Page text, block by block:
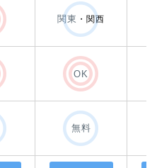
関東 ・関西
OK
無料